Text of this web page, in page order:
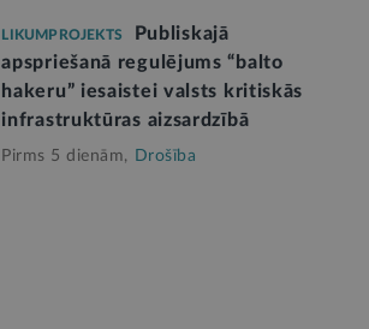
LIKUMPROJEKTS
Publiskajā
apspriešanā regulējums “balto
hakeru” iesaistei valsts kritiskās
infrastruktūras aizsardzībā
Pirms 5 dienām, Drošība